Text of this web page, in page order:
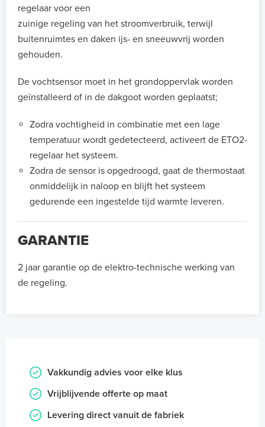
regelaar voor een
zuinige regeling van het stroomverbruik, terwijl
buitenruimtes en daken ijs- en sneeuwvrij worden
gehouden.
De vochtsensor moet in het grondoppervlak worden
geïnstalleerd of in de dakgoot worden geplaatst;
Zodra vochtigheid in combinatie met een lage
temperatuur wordt gedetecteerd, activeert de ETO2-
regelaar het systeem.
Zodra de sensor is opgedroogd, gaat de thermostaat
onmiddelijk in naloop en blijft het systeem
gedurende een ingestelde tijd warmte leveren.
GARANTIE
2 jaar garantie op de elektro-technische werking van
de regeling.
Vakkundig advies voor elke klus
Vrijblijvende offerte op maat
Levering direct vanuit de fabriek